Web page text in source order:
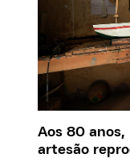
Aos 80
artesão